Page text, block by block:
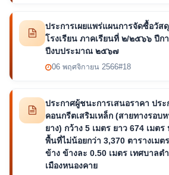
ประการเผยแพร่แผนการจัดซื้อวัส
โรงเรียน ภาคเรียนที่ ๒/๒๕๖๖ ปีก
ปีงบประมาณ ๒๕๖๗
06 พฤศจิกายน 2566#18
ประกาศผู้ชนะการเสนอราคา ปร
คอนกรีตเสริมเหล็ก (สายทางรอบ
ยาง) กว้าง 5 เมตร ยาว 674 เมต
พื้นที่ไม่น้อยกว่า 3,370 ตารางเมต
ข้าง ข้างละ 0.50 เมตร เทศบาลต
เมืองหนองคาย